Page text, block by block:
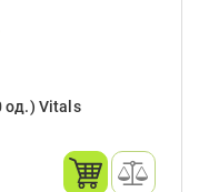
од.) Vitals